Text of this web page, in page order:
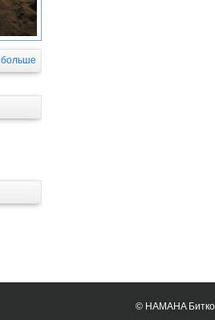
больше
© HAMAHA